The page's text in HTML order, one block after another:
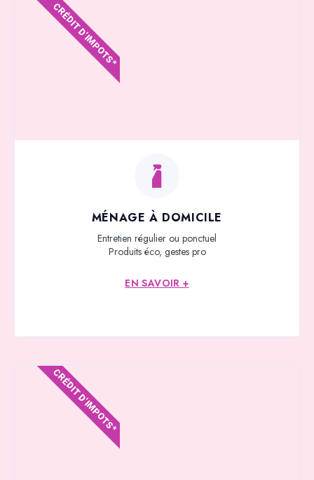
MÉNAGE À DOMICILE
Entretien régulier ou ponctuel
Produits éco, gestes pro
EN SAVOIR +
CRÉDIT D'IMPOTS*
CRÉDIT D'IMPOTS*